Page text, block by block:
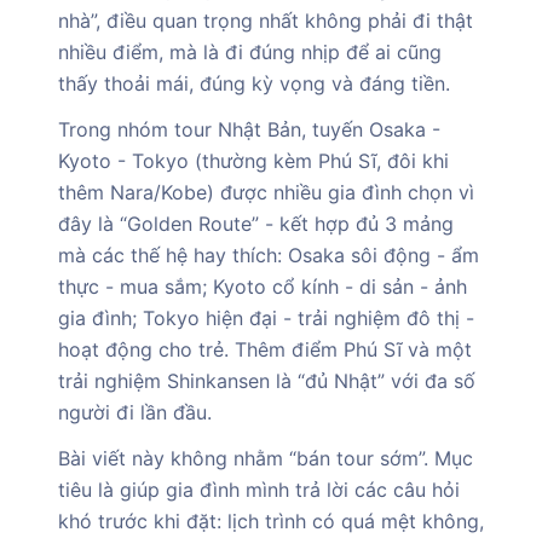
nhà”, điều quan trọng nhất không phải đi thật
nhiều điểm, mà là đi đúng nhịp để ai cũng
thấy thoải mái, đúng kỳ vọng và đáng tiền.
Trong nhóm tour Nhật Bản, tuyến Osaka -
Kyoto - Tokyo (thường kèm Phú Sĩ, đôi khi
thêm Nara/Kobe) được nhiều gia đình chọn vì
đây là “Golden Route” - kết hợp đủ 3 mảng
mà các thế hệ hay thích: Osaka sôi động - ẩm
thực - mua sắm; Kyoto cổ kính - di sản - ảnh
gia đình; Tokyo hiện đại - trải nghiệm đô thị -
hoạt động cho trẻ. Thêm điểm Phú Sĩ và một
trải nghiệm Shinkansen là “đủ Nhật” với đa số
người đi lần đầu.
Bài viết này không nhằm “bán tour sớm”. Mục
tiêu là giúp gia đình mình trả lời các câu hỏi
khó trước khi đặt: lịch trình có quá mệt không,